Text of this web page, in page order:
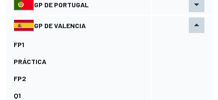
GP DE PORTUGAL
GP DE VALENCIA
FP1
PRÁCTICA
FP2
Q1